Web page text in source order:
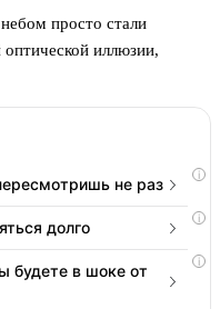
просто стали
иллюзии,
i
не раз
i
долго
i
будете в шоке от